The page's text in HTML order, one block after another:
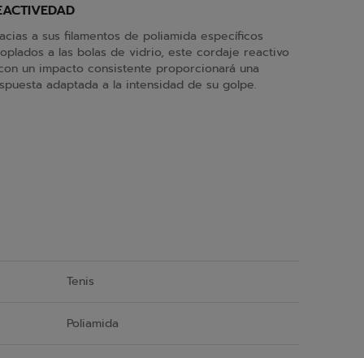
a sus filamentos de poliamida específicos
a las bolas de vidrio, este cordaje reactivo
un impacto consistente proporcionará una
adaptada a la intensidad de su golpe.
Tenis
Poliamida